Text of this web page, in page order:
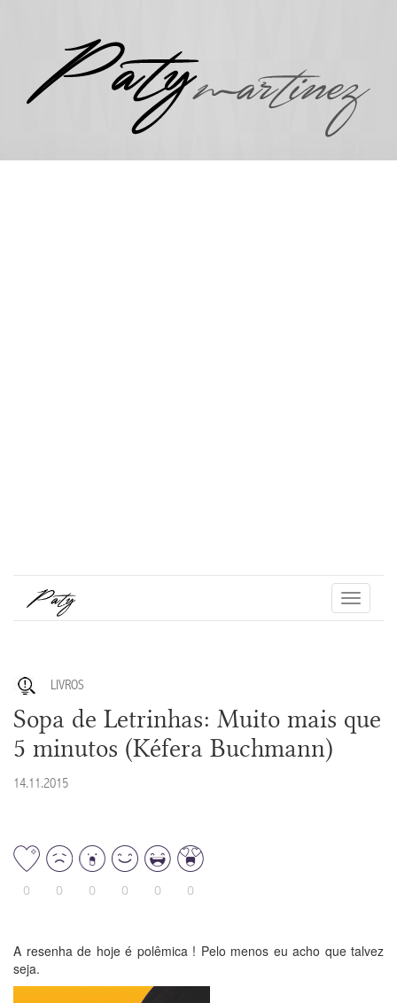
Toggle
LIVROS
Sopa de Letrinhas: Muito mais que
5 minutos (Kéfera Buchmann)
14.11.2015
0 0 0 0 0 0
A resenha de hoje é polêmica ! Pelo menos eu acho que talvez
seja.